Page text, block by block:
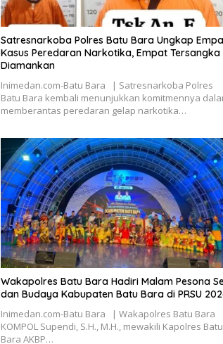
Satresnarkoba Polres Batu Bara Ungkap
Kasus Peredaran Narkotika, Empat Tersangka
Diamankan
Inimedan.com-Batu Bara | Satresnarkoba Polres
Batu Bara kembali menunjukkan komitmennya
memberantas peredaran gelap narkotika…
Wakapolres Batu Bara Hadiri Malam Pesona
dan Budaya Kabupaten Batu Bara di PRSU
Inimedan.com-Batu Bara | Wakapolres Batu Bara
KOMPOL Supendi, S.H., M.H., mewakili Kapolres Batu
Bara AKBP…